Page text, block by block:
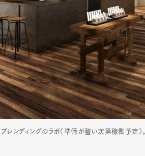
レンディングのラボ（準備が整い次第稼働予定）。